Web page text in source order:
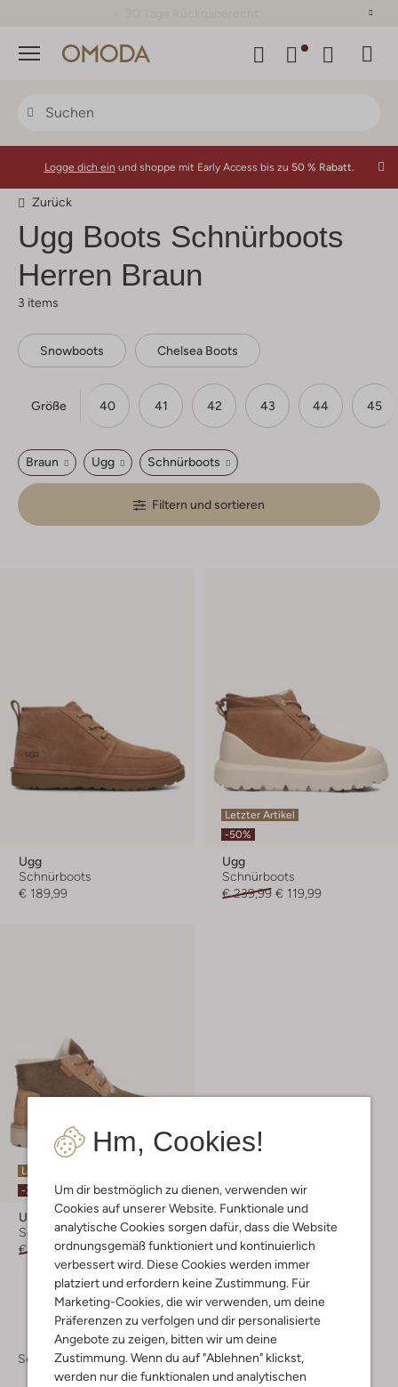
Menü
Hm, Cookies!
Um dir bestmöglich zu dienen, verwenden wir
Cookies auf unserer Website. Funktionale und
analytische Cookies sorgen dafür, dass die Website
ordnungsgemäß funktioniert und kontinuierlich
verbessert wird. Diese Cookies werden immer
platziert und erfordern keine Zustimmung. Für
Marketing-Cookies, die wir verwenden, um deine
Präferenzen zu verfolgen und dir personalisierte
Angebote zu zeigen, bitten wir um deine
Zustimmung. Wenn du auf "Ablehnen" klickst,
werden nur die funktionalen und analytischen
Logge dich ein und shoppe mit Early Access bis zu 50 % Rabatt.
Zurück
Ugg Boots Schnürboots
Herren Braun
3 items
Snowboots Chelsea Boots
Größe
39 40 41 42 43 44 45
Braun Ugg Schnürboots
Filtern und sortieren
Ugg
Schnürboots
€ 189,99
Letzter Artikel
-50%
Ugg
Schnürboots
€ 239,99 € 119,99
Letzte Größen
-30%
Ugg
Schnürboots
€ 249,95 € 174,99
Schuhe Boots Boots Herren